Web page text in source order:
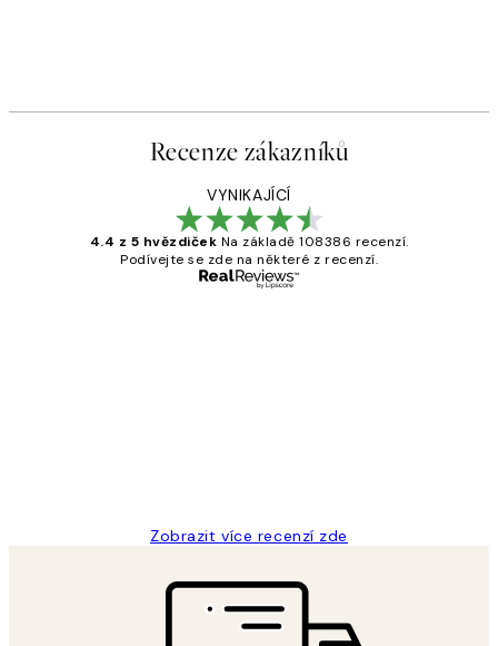
Recenze zákazníků
VYNIKAJÍCÍ
4.4 z 5 hvězdiček Na základě 108386 recenzí.
Podívejte se zde na některé z recenzí.
Zobrazit více recenzí zde